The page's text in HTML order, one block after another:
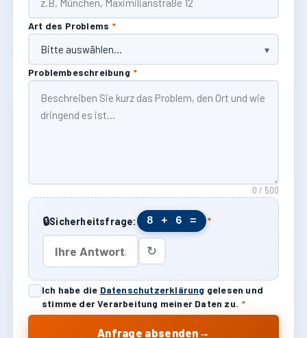
Art des Problems *
Problembeschreibung *
0 / 500
🔒Sicherheitsfrage: 8 + 6 = *
↻
Ich habe die Datenschutzerklärung gelesen und
stimme der Verarbeitung meiner Daten zu. *
Anfrage absenden →